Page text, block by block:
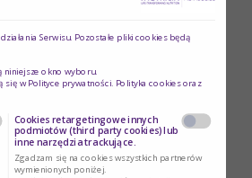
Serwisu. Pozostałe pliki cookies będą
niniejsze okno wyboru.
się wPolityce prywatności. Polityka cookies oraz
Cookies retargetingowe innych
podmiotów (third party cookies) lub
inne narzędzia trackujące.
Zgadzam się na cookies wszystkich partnerów
wymienionych poniżej.